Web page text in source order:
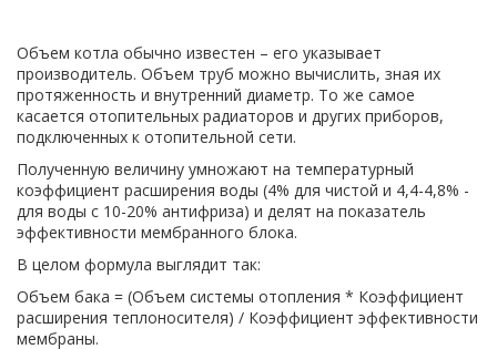
Объем котла обычно известен – его указывает
производитель. Объем труб можно вычислить, зная их
протяженность и внутренний диаметр. То же самое
касается отопительных радиаторов и других приборов,
подключенных к отопительной сети.
Полученную величину умножают на температурный
коэффициент расширения воды (4% для чистой и 4,4-4,8% -
для воды с 10-20% антифриза) и делят на показатель
эффективности мембранного блока.
В целом формула выглядит так:
Объем бака = (Объем системы отопления * Коэффициент
расширения теплоносителя) / Коэффициент эффективности
мембраны.